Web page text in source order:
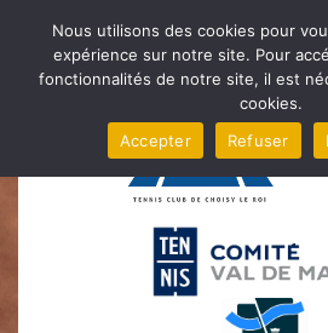
Nous utilisons des cookies pour
expérience sur notre site. Pour
fonctionnalités de notre site, il est
cookies.
Accepter
Refuser